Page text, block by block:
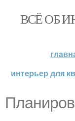
ВСЁ ОБ
интерьер для